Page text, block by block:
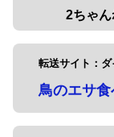
2ちゃ
転送サイト：
鳥のエサ